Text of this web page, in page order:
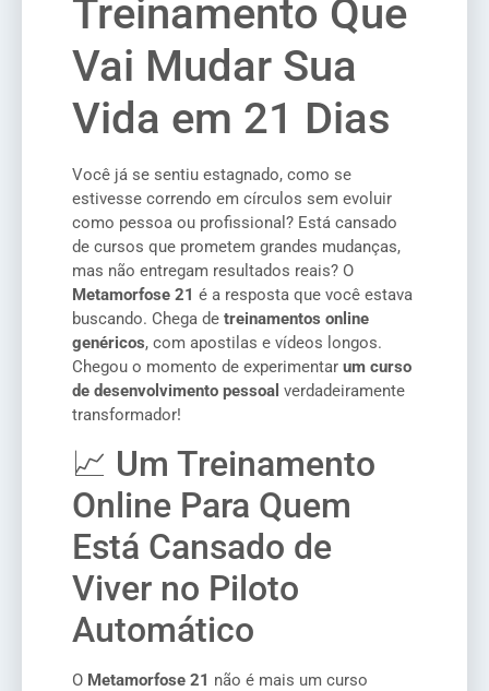
Treinamento Que
Vai Mudar Sua
Vida em 21 Dias
Você já se sentiu estagnado, como se
estivesse correndo em círculos sem evoluir
como pessoa ou profissional? Está cansado
de cursos que prometem grandes mudanças,
mas não entregam resultados reais? O
Metamorfose 21 é a resposta que você estava
buscando. Chega de treinamentos online
genéricos, com apostilas e vídeos longos.
Chegou o momento de experimentar um curso
de desenvolvimento pessoal verdadeiramente
transformador!
📈 Um Treinamento
Online Para Quem
Está Cansado de
Viver no Piloto
Automático
O Metamorfose 21 não é mais um curso